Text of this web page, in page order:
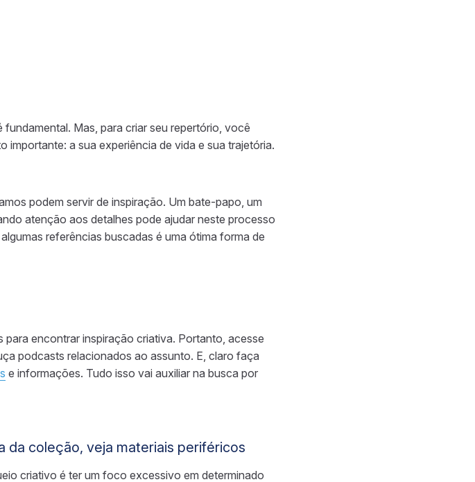
Mas, para criar seu repertório, você
a sua experiência de vida e sua trajetória.
podem servir de inspiração. Um bate-papo, um
atenção aos detalhes pode ajudar neste processo
referências buscadas é uma ótima forma de
para encontrar inspiração criativa. Portanto, acesse
podcasts relacionados ao assunto. E, claro faça
e informações. Tudo isso vai auxiliar na busca por
da coleção, veja materiais periféricos
criativo é ter um foco excessivo em determinado